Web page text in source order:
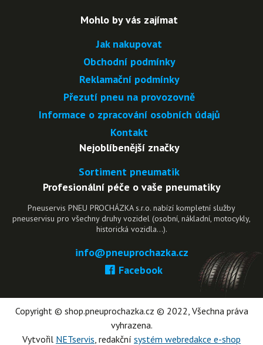
Mohlo by vás zajímat
Jak nakupovat
Obchodní podmínky
Reklamační podmínky
Přezutí pneu na provozovně
Informace o zpracování osobních údajů
Kontakt
Nejoblíbenější značky
Sortiment pneumatik
Profesionální péče o vaše pneumatiky
Pneuservis PNEU PROCHÁZKA s.r.o. nabízí kompletní služby
pneuservisu pro všechny druhy vozidel (osobní, nákladní, motocykly,
historická vozidla…).
info@pneuprochazka.cz
Facebook
Copyright © shop.pneuprochazka.cz © 2022, Všechna práva
vyhrazena.
Vytvořil NETservis , redakční systém webredakce e-shop